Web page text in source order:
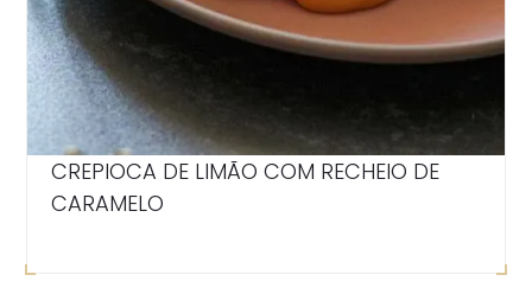
CREPIOCA DE LIMÃO COM RECHEIO DE
CARAMELO